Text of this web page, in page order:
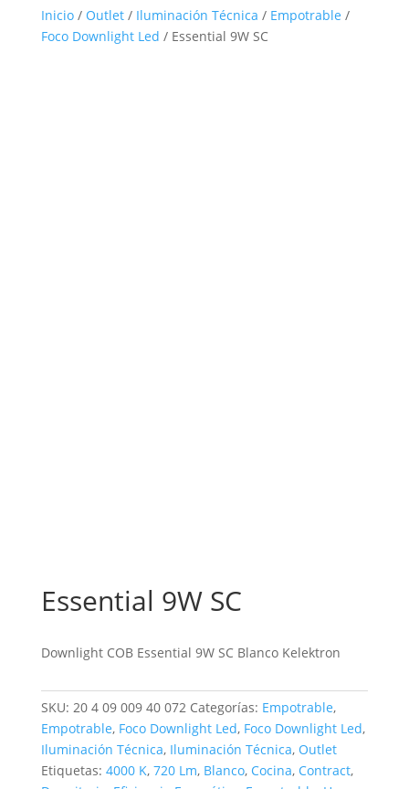
Inicio/ Outlet/ Iluminación Técnica / Empotrable /
Foco Downlight Led / Essential 9W SC
Essential 9W SC
Downlight COB Essential 9W SC Blanco Kelektron
SKU: 20 4 09 009 40 072 Categorías: Empotrable,
Empotrable, Foco Downlight Led, Foco Downlight Led,
Iluminación Técnica, Iluminación Técnica, Outlet
Etiquetas: 4000 K, 720 Lm, Blanco, Cocina, Contract,